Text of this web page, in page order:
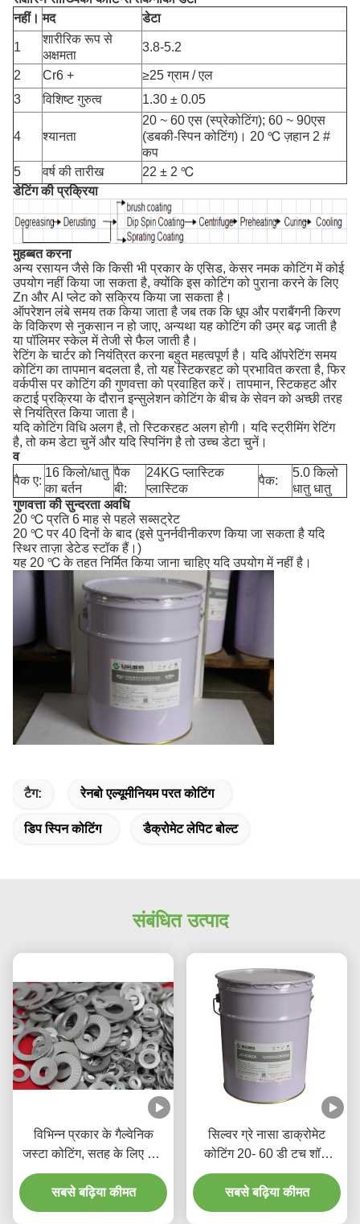
नहीं। मद डेटा
1
शारीरिक रूप से
अक्षमता
3.8-5.2
2 Cr6 +
≥25 ग्राम / एल
3
विशिष्ट गुरुत्व 1.30 ± 0.05
4 श्यानता
20 ~ 60 एस (स्प्रेकोटिंग); 60 ~ 90एस
(डबकी-स्पिन कोटिंग)। 20 ℃ ज़हान 2 #
कप
5
वर्ष की तारीख
22 ± 2 ℃
डेटिंग की प्रक्रिया
मुहब्बत करना
अन्य रसायन जैसे कि किसी भी प्रकार के एसिड, केसर नमक कोटिंग में कोई
उपयोग नहीं किया जा सकता है, क्योंकि इस कोटिंग को पुराना करने के लिए
Zn और Al प्लेट को सक्रिय किया जा सकता है।
ऑपरेशन लंबे समय तक किया जाता है जब तक कि धूप और पराबैंगनी किरण
के विकिरण से नुकसान न हो जाए, अन्यथा यह कोटिंग की उम्र बढ़ जाती है
या पॉलिमर स्केल में तेजी से फैल जाती है।
रेटिंग के चार्टर को नियंत्रित करना बहुत महत्वपूर्ण है।यदि ऑपरेटिंग समय
कोटिंग का तापमान बदलता है, तो यह स्टिकरहट को प्रभावित करता है, फिर
वर्कपीस पर कोटिंग की गुणवत्ता को प्रवाहित करें।तापमान, स्टिकहट और
कटाई प्रक्रिया के दौरान इन्सुलेशन कोटिंग के बीच के सेवन को अच्छी तरह
से नियंत्रित किया जाता है।
यदि कोटिंग विधि अलग है, तो स्टिकरहट अलग होगी।यदि स्ट्रीमिंग रेटिंग
है, तो कम डेटा चुनें और यदि स्पिनिंग है तो उच्च डेटा चुनें।
व
पैक ए:
16 किलो/धातु
का बर्तन
पैक
बी:
24KG प्लास्टिक
प्लास्टिक
पैक:
5.0 किलो
धातु धातु
गुणवत्ता की सुन्दरता अवधि
20 ℃ प्रति 6 माह से पहले सब्सट्रेट
20 ℃ पर 40 दिनों के बाद (इसे पुनर्नवीनीकरण किया जा सकता है यदि
स्थिर ताज़ा डेटेड स्टॉक हैं।)
यह 20 ℃ के तहत निर्मित किया जाना चाहिए यदि उपयोग में नहीं है।
टैग: रेनबो एल्यूमीनियम परत कोटिंग
डिप स्पिन कोटिंग डैक्रोमेट लेपिट बोल्ट
संबंधित उत्पाद
विभिन्न प्रकार के गैल्वेनिक
जस्टा कोटिंग, सतह के लिए डिप
स्पिन कोटिंग
सबसे बढ़िया कीमत
सिल्वर ग्रे नासा डाक्रोमेट
कोटिंग 20- 60 डी टच शॉक
शॉक कोटिंग के साथ
सबसे बढ़िया कीमत